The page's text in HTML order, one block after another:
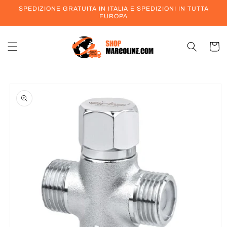
direttamente
SPEDIZIONE GRATUITA IN ITALIA E SPEDIZIONI IN TUTTA
EUROPA
Carrello
informazioni
sul prodotto